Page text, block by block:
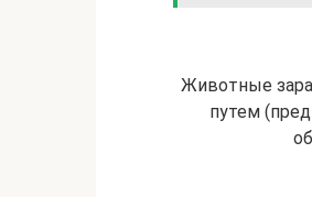
Животные
путем